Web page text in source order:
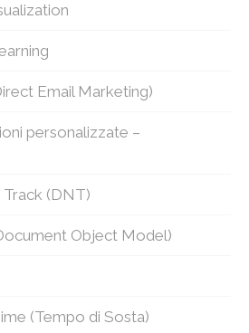
Email Marketing)
personalizzate –
(DNT)
Object Model)
(Tempo di Sosta)